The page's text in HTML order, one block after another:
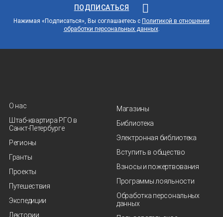
ПОДПИСАТЬСЯ
Нажимая «Подписаться», Вы соглашаетесь с Политикой в отношении
обработки персональных данных.
О нас
Штаб-квартира РГО в
Санкт‑Петербурге
Регионы
Гранты
Проекты
Путешествия
Экспедиции
Лектории
Магазины
Библиотека
Электронная библиотека
Вступить в общество
Взносы и пожертвования
Программы лояльности
Обработка персональных
данных